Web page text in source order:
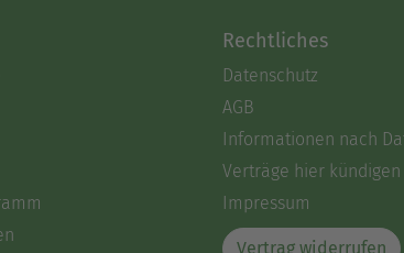
Rechtliches
Datenschutz
AGB
Informationen nach
Verträge hier kündigen
Impressum
Vertrag widerrufen